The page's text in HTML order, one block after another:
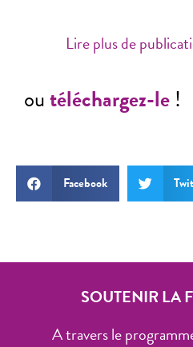
Lire plus de
outéléchargez-le !
Facebook
SOUTENIR LA
A travers le